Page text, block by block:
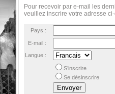
Pour recevoir par e-mail les
veuillez inscrire votre adresse
Pays :
E-mail :
Langue :
S’inscrire
Se désinscrire